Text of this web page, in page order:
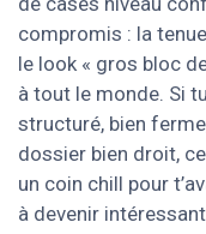
compromis : la
le look « gros bloc
à tout le monde. Si
structuré, bien
dossier bien droit,
un coin chill pour
à devenir